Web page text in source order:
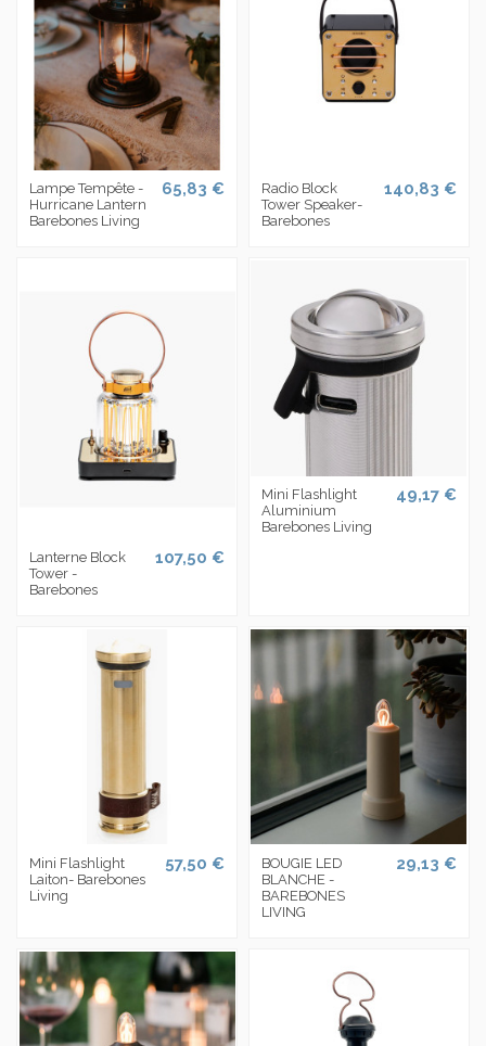
Lampe Tempête -
Hurricane Lantern
Barebones Living
65,83 €
Radio Block
Tower Speaker-
Barebones
140,83 €
Lanterne Block
Tower -
Barebones
107,50 €
Mini Flashlight
Aluminium
Barebones Living
49,17 €
Mini Flashlight
Laiton- Barebones
Living
57,50 €
BOUGIE LED
BLANCHE -
BAREBONES
LIVING
29,13 €